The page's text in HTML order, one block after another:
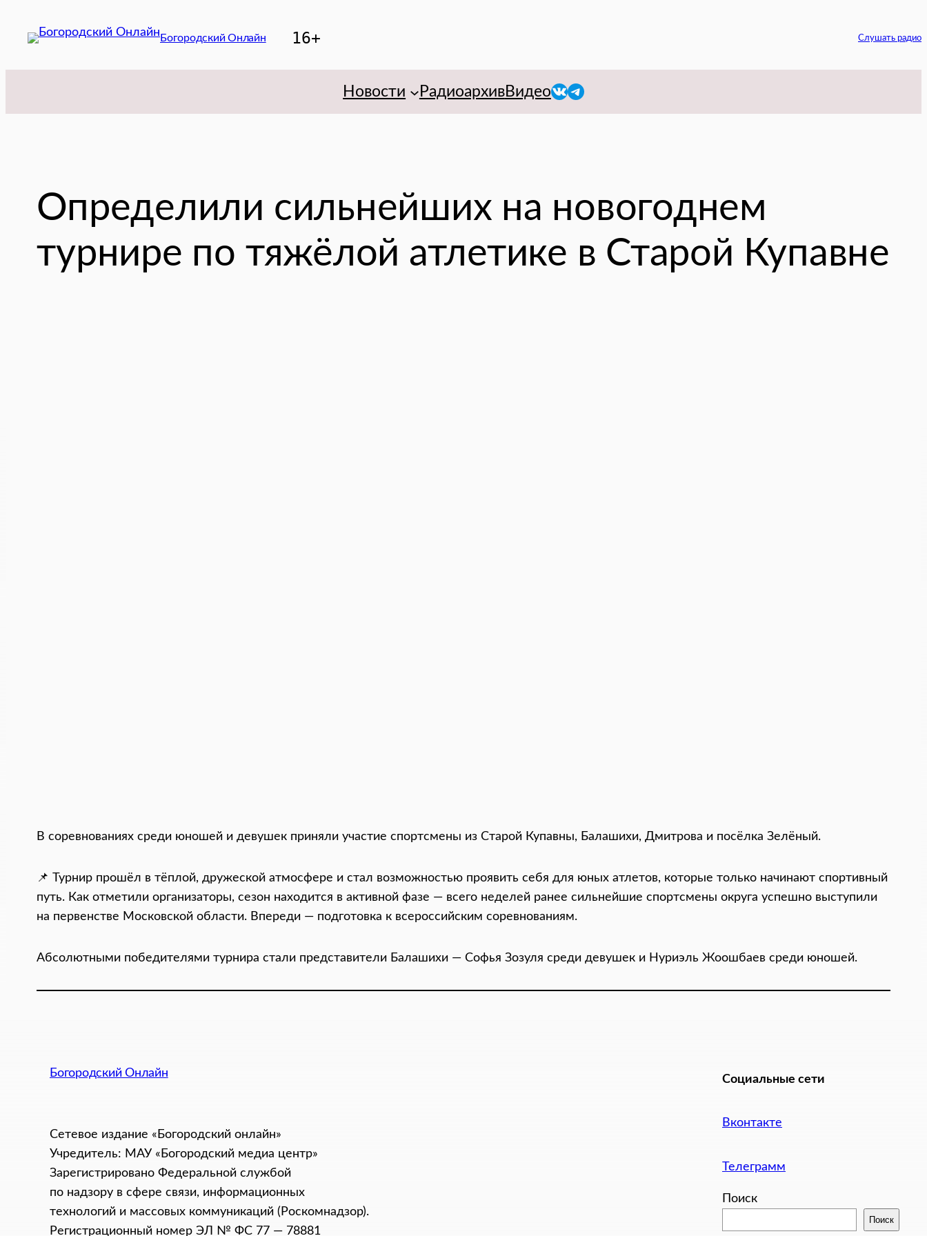
Богородский Онлайн 16+ Слушать радио
Новости РадиоархивВидеоVKTelegram
Определили сильнейших на новогоднем
турнире по тяжёлой атлетике в Старой Купавне
В соревнованиях среди юношей и девушек приняли участие спортсмены из Старой Купавны, Балашихи, Дмитрова и посёлка Зелёный.
📌 Турнир прошёл в тёплой, дружеской атмосфере и стал возможностью проявить себя для юных атлетов, которые только начинают спортивный
путь. Как отметили организаторы, сезон находится в активной фазе — всего неделей ранее сильнейшие спортсмены округа успешно выступили
на первенстве Московской области. Впереди — подготовка к всероссийским соревнованиям.
Абсолютными победителями турнира стали представители Балашихи — Софья Зозуля среди девушек и Нуриэль Жоошбаев среди юношей.
Богородский Онлайн
Сетевое издание «Богородский онлайн»
Учредитель: МАУ «Богородский медиа центр»
Зарегистрировано Федеральной службой
по надзору в сфере связи, информационных
технологий и массовых коммуникаций (Роскомнадзор).
Регистрационный номер ЭЛ № ФС 77 — 78881
Социальные сети
Вконтакте
Телеграмм
Поиск
Поиск